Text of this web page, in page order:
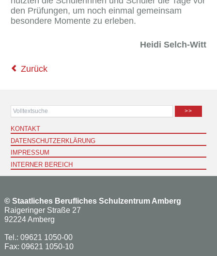
den Prüfungen, um noch einmal gemeinsam
besondere Momente zu erleben.
Heidi Selch-Witt
Zurück
>>
KONTAKT
DATENSCHUTZERKLÄRUNG
IMPRESSUM
INTERNER BEREICH
© Staatliches Berufliches Schulzentrum Amberg
Raigeringer Straße 27
92224 Amberg
Tel.: 09621 1050-00
Fax: 09621 1050-10